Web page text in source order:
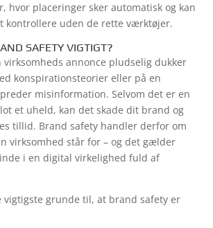
hvor placeringer sker automatisk og kan
kontrollere uden de rette værktøjer.
SAFETY VIGTIGT?
virksomheds annonce pludselig dukker
konspirationsteorier eller på en
misinformation. Selvom det er en
et uheld, kan det skade dit brand og
tillid. Brand safety handler derfor om
virksomhed står for – og det gælder
i en digital virkelighed fuld af
vigtigste grunde til, at brand safety er